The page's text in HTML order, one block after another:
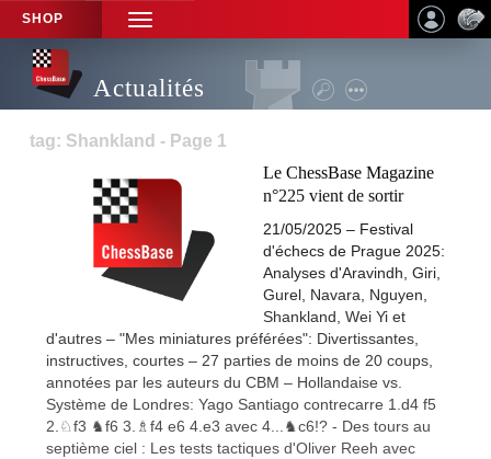
SHOP
TOGGLE
NAVIGATION
Actualités
tag: Shankland - Page 1
Le ChessBase Magazine
n°225 vient de sortir
21/05/2025 – Festival
d'échecs de Prague 2025:
Analyses d'Aravindh, Giri,
Gurel, Navara, Nguyen,
Shankland, Wei Yi et
d'autres – "Mes miniatures préférées": Divertissantes,
instructives, courtes – 27 parties de moins de 20 coups,
annotées par les auteurs du CBM – Hollandaise vs.
Système de Londres: Yago Santiago contrecarre 1.d4 f5
2.♘f3 ♞f6 3.♗f4 e6 4.e3 avec 4...♞c6!? - Des tours au
septième ciel : Les tests tactiques d'Oliver Reeh avec